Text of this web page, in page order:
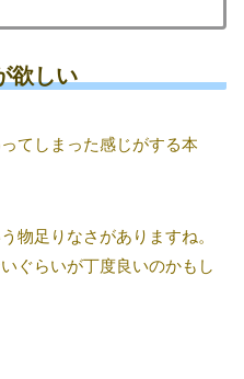
欲しい
てしまった感じがする本
物足りなさがありますね。
ぐらいが丁度良いのかもし